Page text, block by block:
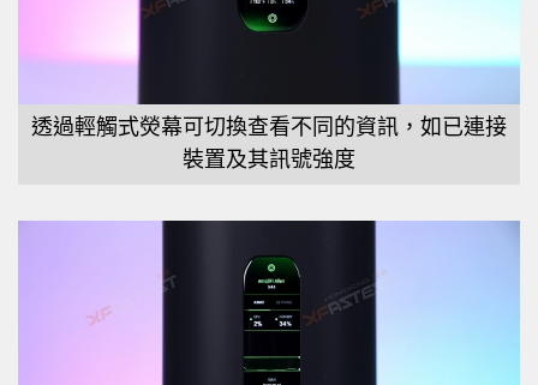
透過輕觸式熒幕可切換查看不同的資訊，如已連接
裝置及其訊號強度